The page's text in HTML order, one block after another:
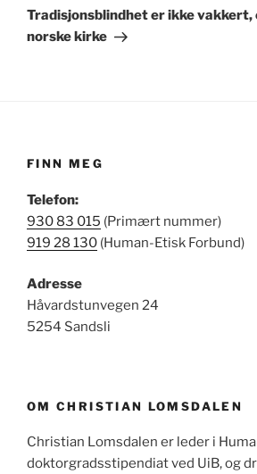
innlegg
Tradisjonsblindhet er ikke vakkert,
norske kirke
FINN MEG
Telefon:
930 83 015 (Primært nummer)
919 28 130 (Human-Etisk Forbund)
Adresse
Håvardstunvegen 24
5254 Sandsli
OM CHRISTIAN LOMSDALEN
Christian Lomsdalen er leder i
doktorgradsstipendiat ved UiB, og